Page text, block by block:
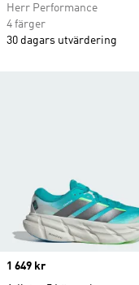
Price
1 649 kr
Herr Performance
4 färger
30 dagars utvärdering